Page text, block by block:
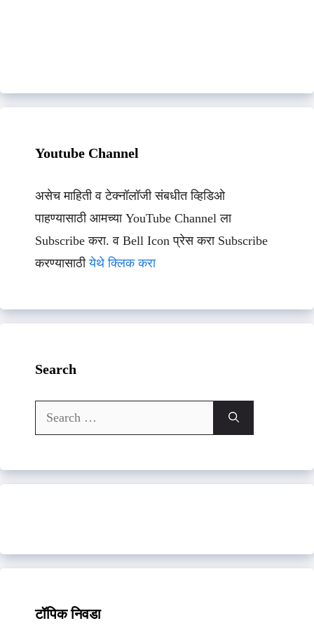
Youtube Channel
असेच माहिती व टेक्नॉलॉजी संबधीत व्हिडिओ
पाहण्यासाठी आमच्या YouTube Channel ला
Subscribe करा. व Bell Icon प्रेस करा Subscribe
करण्यासाठीयेथे क्लिक करा
Search
Search
for:
टॉपिक निवडा